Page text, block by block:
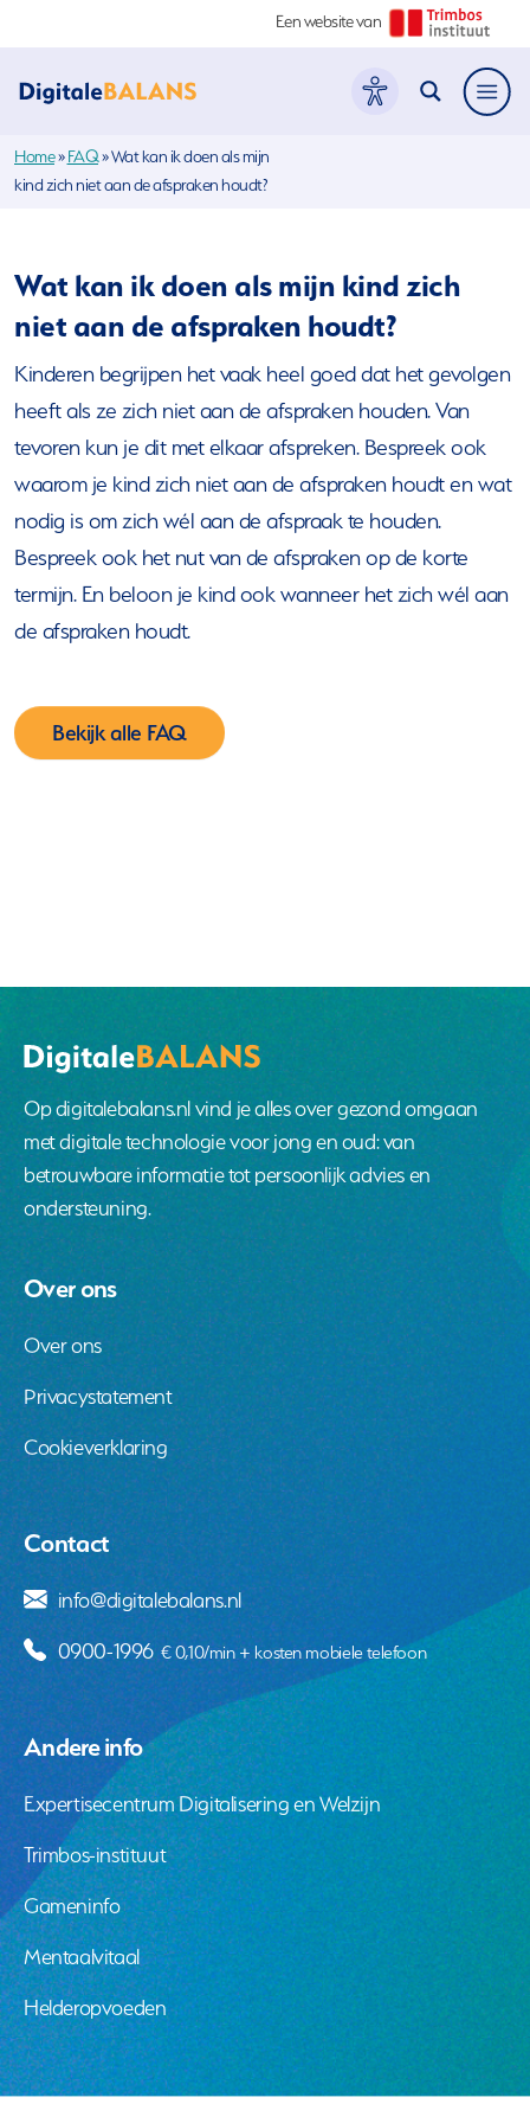
Een website van
Home»FAQ»Wat kan ik doen als mijn
kind zich niet aan de afspraken houdt?
Wat kan ik doen als mijn kind zich
niet aan de afspraken houdt?
Kinderen begrijpen het vaak heel goed dat het gevolgen
heeft als ze zich niet aan de afspraken houden. Van
tevoren kun je dit met elkaar afspreken. Bespreek ook
waarom je kind zich niet aan de afspraken houdt en wat
nodig is om zich wél aan de afspraak te houden.
Bespreek ook het nut van de afspraken op de korte
termijn. En beloon je kind ook wanneer het zich wél aan
de afspraken houdt.
Bekijk alle FAQ
Op digitalebalans.nl vind je alles over gezond omgaan
met digitale technologie voor jong en oud: van
betrouwbare informatie tot persoonlijk advies en
ondersteuning.
Over ons
Over ons
Privacystatement
Cookieverklaring
Contact
info@digitalebalans.nl
0900-1996 € 0,10/min + kosten mobiele telefoon
Andere info
Expertisecentrum Digitalisering en Welzijn
Trimbos-instituut
Gameninfo
Mentaalvitaal
Helderopvoeden